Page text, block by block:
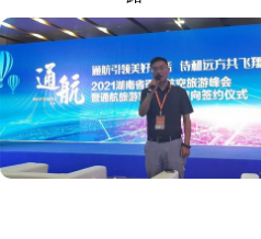
更新时间：2026-08-08 09:21:43